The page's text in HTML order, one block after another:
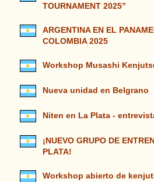
TOURNAMENT 2025”
ARGENTINA EN EL
COLOMBIA 2025
Workshop Musashi
Nueva unidad en Belgrano
Niten en La Plata -
¡NUEVO GRUPO DE
PLATA!
Workshop abierto de